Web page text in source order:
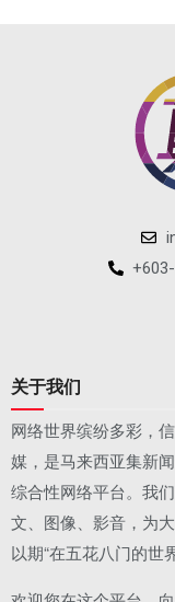
关于我们
网络世界缤纷多彩，
媒，是马来西亚集新
综合性网络平台。我
文、图像、影音，为
以期“在五花八门的世